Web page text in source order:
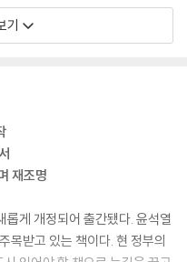
활한 국토 때문에 가능했다고 한
것인가를 묻지도 않을 뿐더러 나
기
재조명
롭게 개정되어 출간됐다. 윤석열
목받고 있는 책이다. 현 정부의